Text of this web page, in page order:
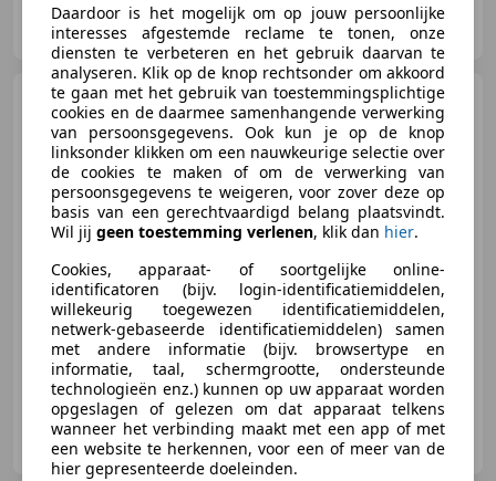
Verschoor Mobility
NL-7371 GG LOENEN
BMW R 60 60/5
€ 3.750
01/1972 82.335 km Benzine 29 kW (39 PK)
De Knalpot
NL-4411 NE RILLAND
Daardoor is het mogelijk om op jouw persoonlijke
interesses afgestemde reclame te tonen, onze
diensten te verbeteren en het gebruik daarvan te
analyseren. Klik op de knop rechtsonder om akkoord
te gaan met het gebruik van toestemmingsplichtige
cookies en de daarmee samenhangende verwerking
van persoonsgegevens. Ook kun je op de knop
linksonder klikken om een nauwkeurige selectie over
de cookies te maken of om de verwerking van
persoonsgegevens te weigeren, voor zover deze op
basis van een gerechtvaardigd belang plaatsvindt.
Wil jij geen toestemming verlenen, klik dan hier.
Cookies, apparaat- of soortgelijke online-
identificatoren (bijv. login-identificatiemiddelen,
willekeurig toegewezen identificatiemiddelen,
netwerk-gebaseerde identificatiemiddelen) samen
met andere informatie (bijv. browsertype en
informatie, taal, schermgrootte, ondersteunde
technologieën enz.) kunnen op uw apparaat worden
opgeslagen of gelezen om dat apparaat telkens
wanneer het verbinding maakt met een app of met
een website te herkennen, voor een of meer van de
hier gepresenteerde doeleinden.